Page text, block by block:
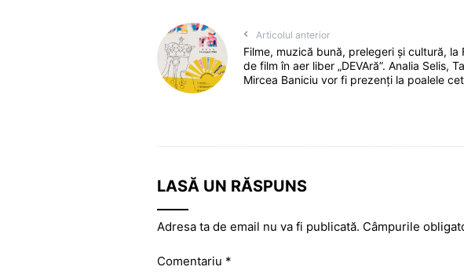
Articolul anterior
Filme, muzică bună, prelegeri și cultură, la
de film în aer liber „DEVAră”. Analia Selis,
Mircea Baniciu vor fi prezenți la poalele
LASĂ UN RĂSPUNS
Adresa ta de email nu va fi publicată. Câmpurile
Comentariu *